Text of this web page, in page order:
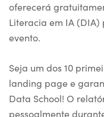
oferecerá
Literacia em IA (DIA)
evento.
Seja um dos 10
landing page e
Data School! O
pessoalmente